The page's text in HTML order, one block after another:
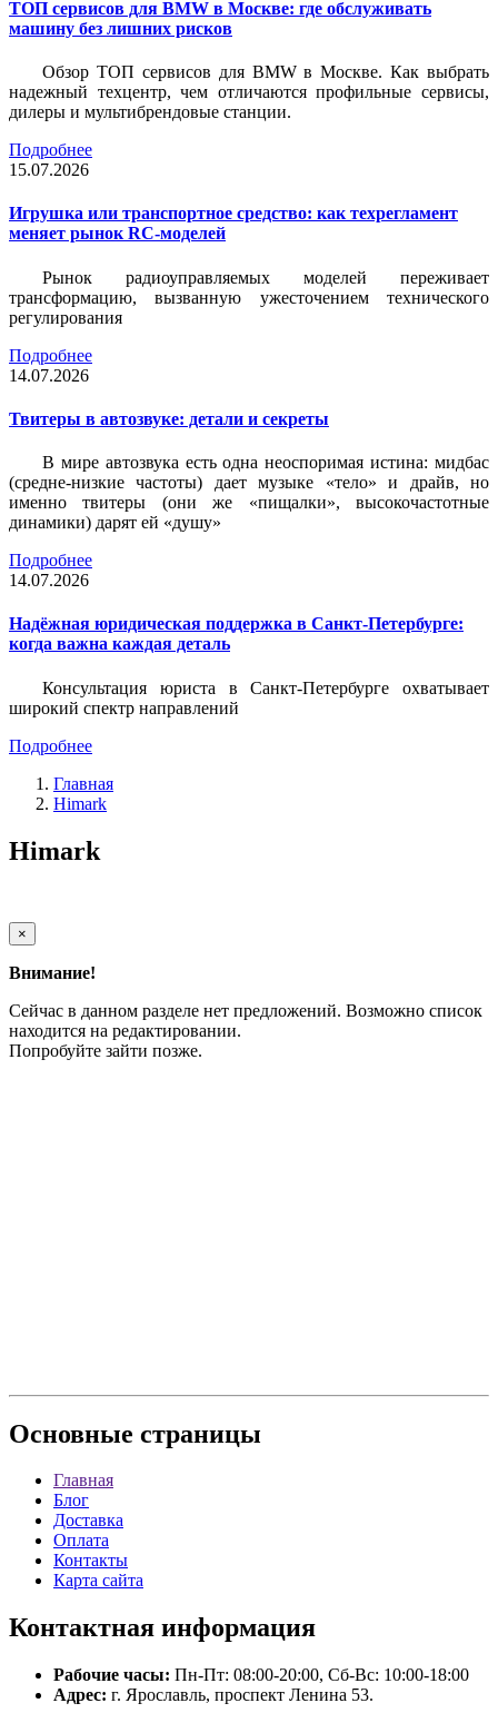
ТОП сервисов для BMW в Москве: где обслуживать
машину без лишних рисков
Обзор ТОП сервисов для BMW в Москве. Как выбрать
надежный техцентр, чем отличаются профильные сервисы,
дилеры и мультибрендовые станции.
Подробнее
15.07.2026
Игрушка или транспортное средство: как техрегламент
меняет рынок RC-моделей
Рынок радиоуправляемых моделей переживает
трансформацию, вызванную ужесточением технического
регулирования
Подробнее
14.07.2026
Твитеры в автозвуке: детали и секреты
В мире автозвука есть одна неоспоримая истина: мидбас
(средне-низкие частоты) дает музыке «тело» и драйв, но
именно твитеры (они же «пищалки», высокочастотные
динамики) дарят ей «душу»
Подробнее
14.07.2026
Надёжная юридическая поддержка в Санкт-Петербурге:
когда важна каждая деталь
Консультация юриста в Санкт-Петербурге охватывает
широкий спектр направлений
Подробнее
Главная
Himark
Himark
×
Внимание!
Сейчас в данном разделе нет предложений. Возможно список
находится на редактировании.
Попробуйте зайти позже.
Основные страницы
Главная
Блог
Доставка
Оплата
Контакты
Карта сайта
Контактная информация
Рабочие часы: Пн-Пт: 08:00-20:00, Сб-Вс: 10:00-18:00
Адрес: г. Ярославль, проспект Ленина 53.